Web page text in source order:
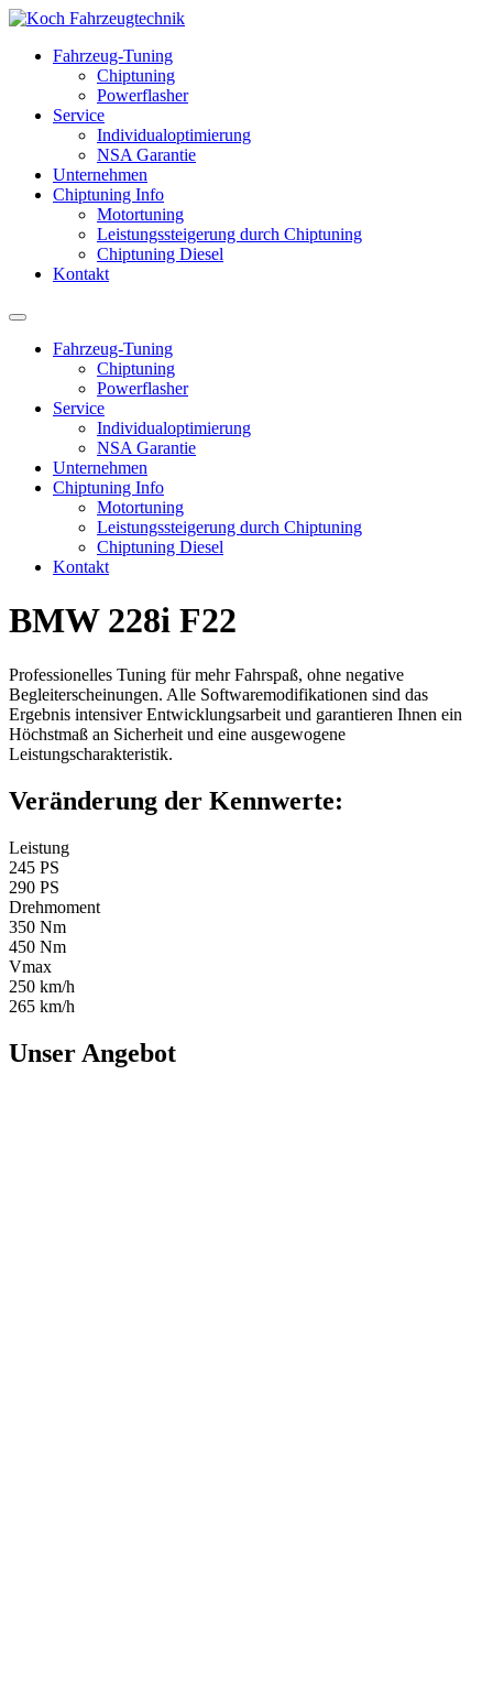
Fahrzeug-Tuning
Chiptuning
Powerflasher
Service
Individualoptimierung
NSA Garantie
Unternehmen
Chiptuning Info
Motortuning
Leistungssteigerung durch Chiptuning
Chiptuning Diesel
Kontakt
Fahrzeug-Tuning
Chiptuning
Powerflasher
Service
Individualoptimierung
NSA Garantie
Unternehmen
Chiptuning Info
Motortuning
Leistungssteigerung durch Chiptuning
Chiptuning Diesel
Kontakt
BMW 228i F22
Professionelles Tuning für mehr Fahrspaß, ohne negative
Begleiterscheinungen. Alle Softwaremodifikationen sind das
Ergebnis intensiver Entwicklungsarbeit und garantieren Ihnen ein
Höchstmaß an Sicherheit und eine ausgewogene
Leistungscharakteristik.
Veränderung der Kennwerte:
Leistung
245 PS
290 PS
Drehmoment
350 Nm
450 Nm
Vmax
250 km/h
265 km/h
Unser Angebot